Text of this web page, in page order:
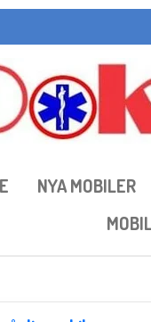
NYA MOBILER